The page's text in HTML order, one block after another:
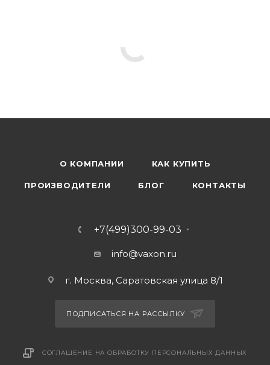
О КОМПАНИИ КАК КУПИТЬ
ПРОИЗВОДИТЕЛИ БЛОГ КОНТАКТЫ
+7(499)300-99-03
info@vaxon.ru
г. Москва, Саратовская улица 8/1
ПОДПИСАТЬСЯ НА РАССЫЛКУ
СОГЛАШЕНИЕ НА ОБРАБОТКУ ПЕРСОНАЛЬНЫХ ДАННЫХ